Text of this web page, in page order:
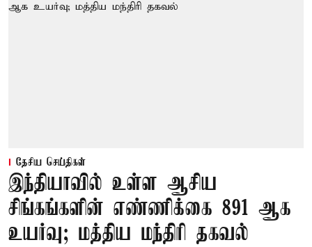
தேசிய செய்திகள்
இந்தியாவில் உள்ள ஆசிய
சிங்கங்களின் எண்ணிக்கை 891 ஆக
உயர்வு; மத்திய மந்திரி தகவல்